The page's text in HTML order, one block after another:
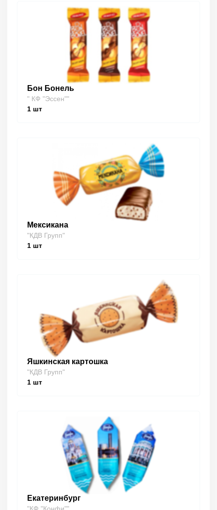
Бон Бонель
" КФ "Эссен""
1 шт
Мексикана
"КДВ Групп"
1 шт
Яшкинская картошка
"КДВ Групп"
1 шт
Екатеринбург